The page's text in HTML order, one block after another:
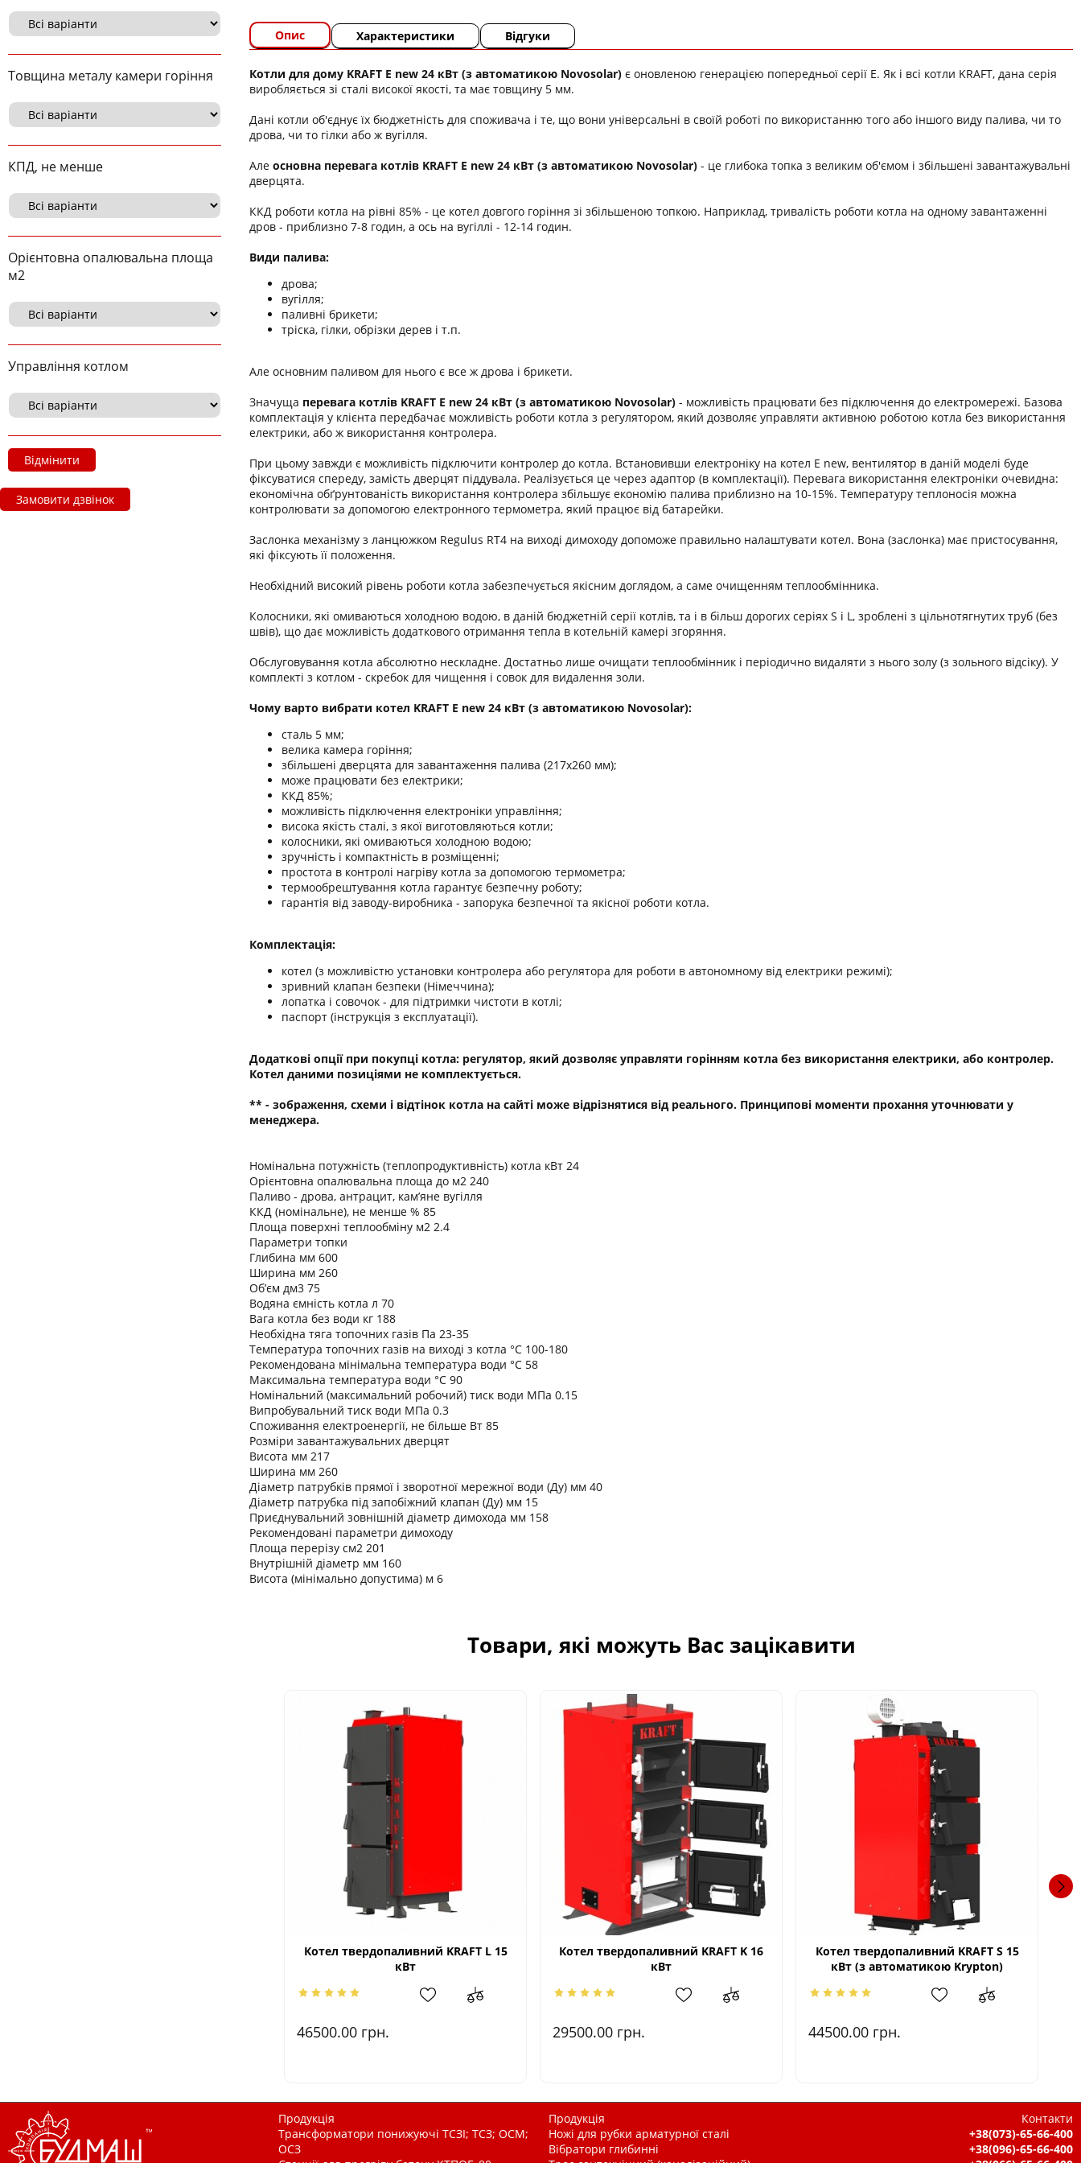
Товщина металу камери горіння
КПД, не менше
Орієнтовна опалювальна площа
м2
Управління котлом
Відмінити
Замовити дзвінок
Опис Характеристики Відгуки
Котли для дому KRAFT E new 24 кВт (з автоматикою Novosolar) є оновленою генерацією попередньої серії Е. Як і всі котли KRAFT, дана серія
виробляється зі сталі високої якості, та має товщину 5 мм.
Дані котли об'єднує їх бюджетність для споживача і те, що вони універсальні в своїй роботі по використанню того або іншого виду палива, чи то
дрова, чи то гілки або ж вугілля.
Але основна перевага котлів KRAFT E new 24 кВт (з автоматикою Novosolar) - це глибока топка з великим об'ємом і збільшені завантажувальні
дверцята.
ККД роботи котла на рівні 85% - це котел довгого горіння зі збільшеною топкою. Наприклад, тривалість роботи котла на одному завантаженні
дров - приблизно 7-8 годин, а ось на вугіллі - 12-14 годин.
Види палива:
дрова;
вугілля;
паливні брикети;
тріска, гілки, обрізки дерев і т.п.
Але основним паливом для нього є все ж дрова і брикети.
Значуща перевага котлів KRAFT E new 24 кВт (з автоматикою Novosolar) - можливість працювати без підключення до електромережі. Базова
комплектація у клієнта передбачає можливість роботи котла з регулятором, який дозволяє управляти активною роботою котла без використання
електрики, або ж використання контролера.
При цьому завжди є можливість підключити контролер до котла. Встановивши електроніку на котел Е new, вентилятор в даній моделі буде
фіксуватися спереду, замість дверцят піддувала. Реалізується це через адаптор (в комплектації). Перевага використання електроніки очевидна:
економічна обґрунтованість використання контролера збільшує економію палива приблизно на 10-15%. Температуру теплоносія можна
контролювати за допомогою електронного термометра, який працює від батарейки.
Заслонка механізму з ланцюжком Regulus RT4 на виході димоходу допоможе правильно налаштувати котел. Вона (заслонка) має пристосування,
які фіксують її положення.
Необхідний високий рівень роботи котла забезпечується якісним доглядом, а саме очищенням теплообмінника.
Колосники, які омиваються холодною водою, в даній бюджетній серії котлів, та і в більш дорогих серіях S і L, зроблені з цільнотягнутих труб (без
швів), що дає можливість додаткового отримання тепла в котельній камері згоряння.
Обслуговування котла абсолютно нескладне. Достатньо лише очищати теплообмінник і періодично видаляти з нього золу (з зольного відсіку). У
комплекті з котлом - скребок для чищення і совок для видалення золи.
Чому варто вибрати котел KRAFT E new 24 кВт (з автоматикою Novosolar):
сталь 5 мм;
велика камера горіння;
збільшені дверцята для завантаження палива (217х260 мм);
може працювати без електрики;
ККД 85%;
можливість підключення електроніки управління;
висока якість сталі, з якої виготовляються котли;
колосники, які омиваються холодною водою;
зручність і компактність в розміщенні;
простота в контролі нагріву котла за допомогою термометра;
термообрештування котла гарантує безпечну роботу;
гарантія від заводу-виробника - запорука безпечної та якісної роботи котла.
Комплектація:
котел (з можливістю установки контролера або регулятора для роботи в автономному від електрики режимі);
зривний клапан безпеки (Німеччина);
лопатка і совочок - для підтримки чистоти в котлі;
паспорт (інструкція з експлуатації).
Додаткові опції при покупці котла: регулятор, який дозволяє управляти горінням котла без використання електрики, або контролер.
Котел даними позиціями не комплектується.
** - зображення, схеми і відтінок котла на сайті може відрізнятися від реального. Принципові моменти прохання уточнювати у
менеджера.
Номінальна потужність (теплопродуктивність) котла кВт 24
Орієнтовна опалювальна площа до м2 240
Паливо - дрова, антрацит, кам’яне вугілля
ККД (номінальне), не менше % 85
Площа поверхні теплообміну м2 2.4
Параметри топки
Глибина мм 600
Ширина мм 260
Об’єм дм3 75
Водяна ємність котла л 70
Вага котла без води кг 188
Необхідна тяга топочних газів Па 23-35
Температура топочних газів на виході з котла °C 100-180
Рекомендована мінімальна температура води °C 58
Максимальна температура води °C 90
Номінальний (максимальний робочий) тиск води МПа 0.15
Випробувальний тиск води МПа 0.3
Споживання електроенергії, не більше Вт 85
Розміри завантажувальних дверцят
Висота мм 217
Ширина мм 260
Діаметр патрубків прямої і зворотної мережної води (Ду) мм 40
Діаметр патрубка під запобіжний клапан (Ду) мм 15
Приєднувальний зовнішній діаметр димохода мм 158
Рекомендовані параметри димоходу
Площа перерізу см2 201
Внутрішній діаметр мм 160
Висота (мінімально допустима) м 6
Товари, які можуть Вас зацікавити
Котел твердопаливний KRAFT L 15
кВт
46500.00 грн.
Котел твердопаливний KRAFT K 16
кВт
29500.00 грн.
Котел твердопаливний KRAFT S 15
кВт (з автоматикою Krypton)
44500.00 грн.
Продукція
Трансформатори понижуючі ТСЗІ; ТСЗ; ОСМ;
ОСЗ
Продукція
Ножі для рубки арматурної сталі
Вібратори глибинні
Контакти
+38(073)-65-66-400
+38(096)-65-66-400